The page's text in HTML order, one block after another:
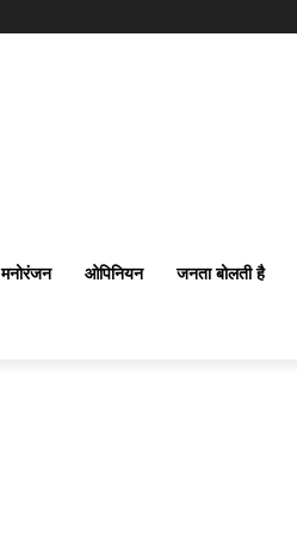
मनोरंजन ओपिनियन जनता बोलती है